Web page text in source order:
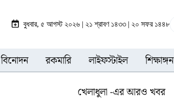
বুধবার, ৫ আগস্ট ২০২৬ | ২১ শ্রাবণ ১৪৩৩ | ২০ সফর ১৪৪৮
বিনোদন রকমারি লাইফস্টাইল শিক্ষাঙ্গন
খেলাধুলা -এর আরও খবর